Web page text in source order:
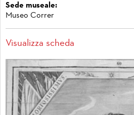
Sede museale:
Museo Correr
Visualizza scheda